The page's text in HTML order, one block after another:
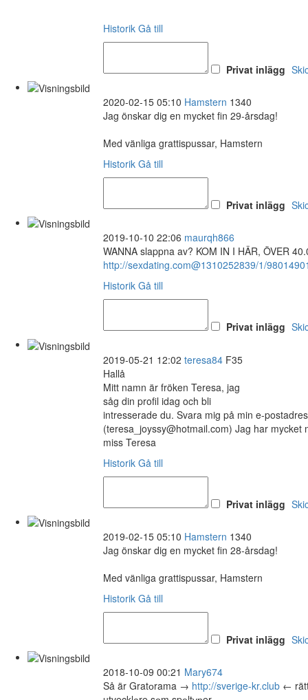
Historik Gå till
Privat inlägg
2020-02-15 05:10 Hamstern 1340
Jag önskar dig en mycket fin 29-årsdag!
Med vänliga grattispussar, Hamstern
Historik Gå till
Privat inlägg
2019-10-10 22:06 maurqh866
WANNA slappna av? KOM IN I HÄR, ÖVER
http://sexdating.com@1310252839/1/
Historik Gå till
Privat inlägg
2019-05-21 12:02 teresa84 F35
Hallå
Mitt namn är fröken Teresa, jag
såg din profil idag och bli
intresserade du. Svara mig på min e-
(teresa_joyssy@hotmail.com) Jag har
miss Teresa
Historik Gå till
Privat inlägg
2019-02-15 05:10 Hamstern 1340
Jag önskar dig en mycket fin 28-årsdag!
Med vänliga grattispussar, Hamstern
Historik Gå till
Privat inlägg
2018-10-09 00:21 Mary674
Så är Gratоrama → http://sverige-kr.club ← rätt